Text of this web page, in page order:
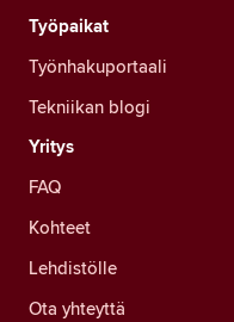
Työpaikat
Työnhakuportaali
Tekniikan blogi
Yritys
FAQ
Kohteet
Lehdistölle
Ota yhteyttä